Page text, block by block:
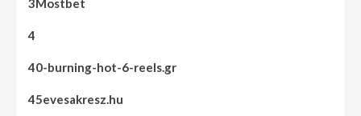
3Mostbet
4
40-burning-hot-6-reels.gr
45evesakresz.hu